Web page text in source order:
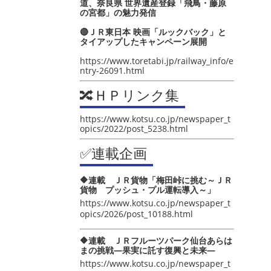
道、奈良県 世界遺産登録「飛鳥・藤原
の宮都」の魅力発信
🔴ＪＲ東日本 映画「ルックバック」と
タイアップしたキャンペーン展開
https://www.toretabi.jp/railway_info/e
ntry-26091.html
🔀ＨＰリンク集
https://www.kotsu.co.jp/newspaper_t
opics/2022/post_5238.html
✅連載企画
🔶連載 ＪＲ貨物「梅田峠に挑む～ＪＲ
貨物 プッシュ・プル運転導入～」
https://www.kotsu.co.jp/newspaper_t
opics/2026/post_10188.html
🔶連載 ＪＲフルーツパーク仙台あらは
まの挑戦―果実に託す復興と未来―
https://www.kotsu.co.jp/newspaper_t